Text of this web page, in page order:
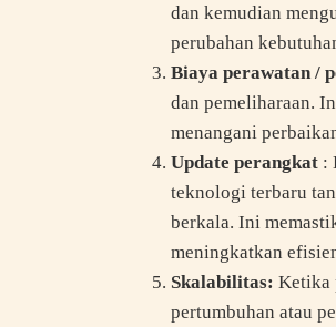
dan kemudian
perubahan
Biaya perawatan /
dan pemeliharaan.
menangani
Update perangkat :
teknologi terbaru
berkala. Ini
meningkatkan
Skalabilitas: Ketika
pertumbuhan atau